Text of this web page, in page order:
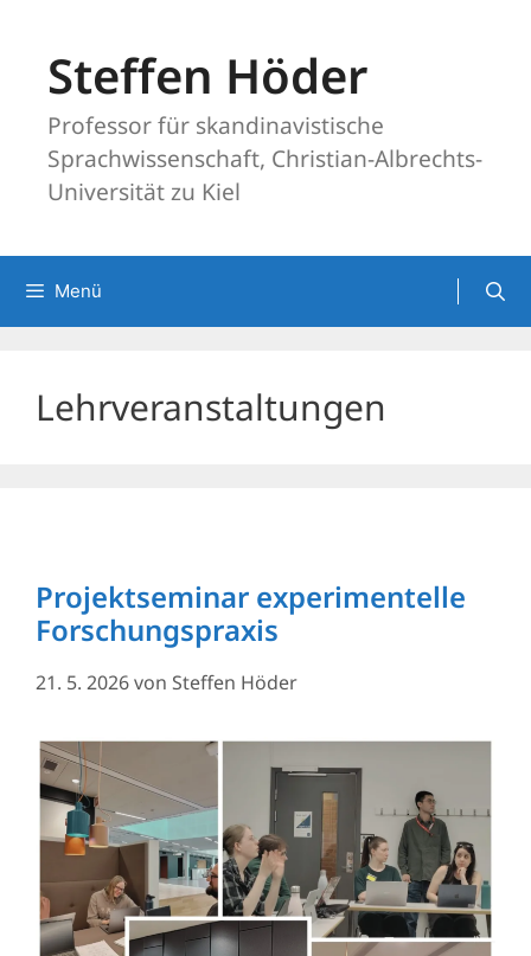
springenSteffen Höder
Professor für skandinavistische
Sprachwissenschaft, Christian-Albrechts-
Universität zu Kiel
Menü
Lehrveranstaltungen
Projektseminar experimentelle
Forschungspraxis
21. 5. 2026von Steffen Höder